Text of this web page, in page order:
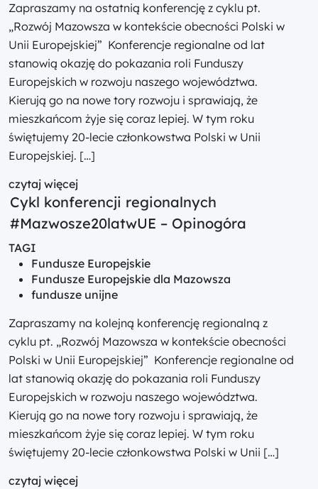
Zapraszamy na ostatnią konferencję z cyklu pt.
„Rozwój Mazowsza w kontekście obecności Polski w
Unii Europejskiej” Konferencje regionalne od lat
stanowią okazję do pokazania roli Funduszy
Europejskich w rozwoju naszego województwa.
Kierują go na nowe tory rozwoju i sprawiają, że
mieszkańcom żyje się coraz lepiej. W tym roku
świętujemy 20-lecie członkowstwa Polski w Unii
Europejskiej. […]
czytaj więcej
Cykl konferencji regionalnych
#Mazwosze20latwUE – Opinogóra
TAGI
Fundusze Europejskie
Fundusze Europejskie dla Mazowsza
fundusze unijne
Zapraszamy na kolejną konferencję regionalną z
cyklu pt. „Rozwój Mazowsza w kontekście obecności
Polski w Unii Europejskiej” Konferencje regionalne od
lat stanowią okazję do pokazania roli Funduszy
Europejskich w rozwoju naszego województwa.
Kierują go na nowe tory rozwoju i sprawiają, że
mieszkańcom żyje się coraz lepiej. W tym roku
świętujemy 20-lecie członkowstwa Polski w Unii […]
czytaj więcej